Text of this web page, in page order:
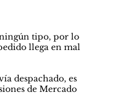
ningún tipo, por lo
llega en mal
despachado, es
de Mercado